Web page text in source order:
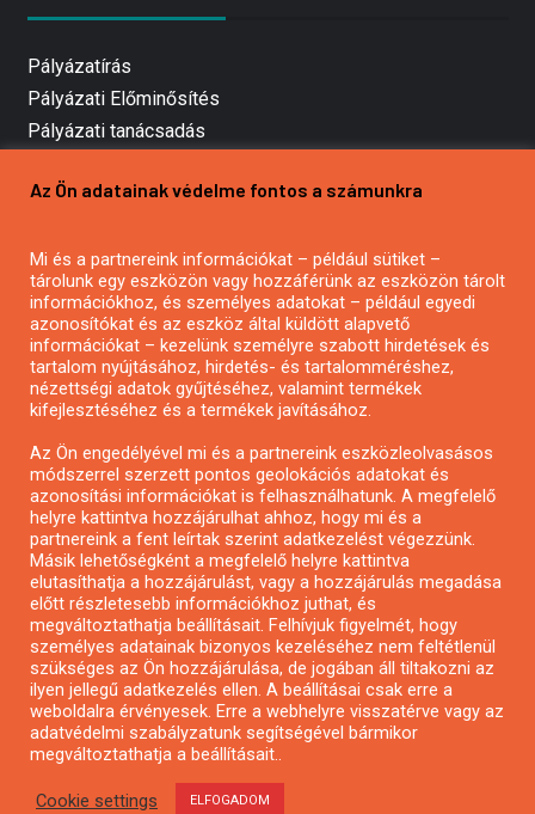
Pályázatírás
Pályázati Előminősítés
Pályázati tanácsadás
Mezőgazdasági pályázatírás
Pályázatírás civil szervezeteknek
Pályázatírás önkormányzatoknak
Pályázatfigyelés
Specifikus pályázatfigyelés vagy hírlevél
Pályázatok magánszemélyeknek
Pályázatok civil szervezeteknek
Pályázatok vállalkozásoknak
Önkormányzati pályázatok
Mezőgazdasági pályázatok
Falusi turizmus pályázatok
Napelem pályázatok
GINOP pályázatok
Az Ön adatainak védelme fontos a számunkra
Mi és a partnereink információkat – például sütiket –
tárolunk egy eszközön vagy hozzáférünk az eszközön tárolt
információkhoz, és személyes adatokat – például egyedi
azonosítókat és az eszköz által küldött alapvető
információkat – kezelünk személyre szabott hirdetések és
tartalom nyújtásához, hirdetés- és tartalomméréshez,
nézettségi adatok gyűjtéséhez, valamint termékek
kifejlesztéséhez és a termékek javításához.
Az Ön engedélyével mi és a partnereink eszközleolvasásos
módszerrel szerzett pontos geolokációs adatokat és
azonosítási információkat is felhasználhatunk. A megfelelő
helyre kattintva hozzájárulhat ahhoz, hogy mi és a
partnereink a fent leírtak szerint adatkezelést végezzünk.
Másik lehetőségként a megfelelő helyre kattintva
elutasíthatja a hozzájárulást, vagy a hozzájárulás megadása
előtt részletesebb információkhoz juthat, és
megváltoztathatja beállításait. Felhívjuk figyelmét, hogy
személyes adatainak bizonyos kezeléséhez nem feltétlenül
szükséges az Ön hozzájárulása, de jogában áll tiltakozni az
ilyen jellegű adatkezelés ellen. A beállításai csak erre a
weboldalra érvényesek. Erre a webhelyre visszatérve vagy az
adatvédelmi szabályzatunk segítségével bármikor
megváltoztathatja a beállításait..
Cookie settings ELFOGADOM